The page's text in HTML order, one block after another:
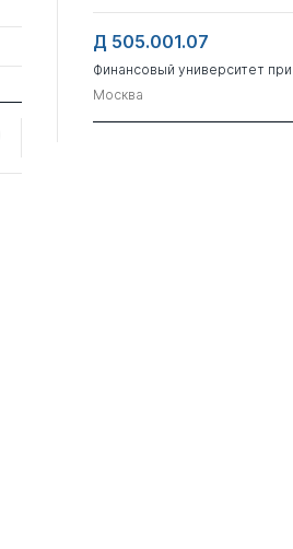
Д 505.001.07
Финансовый университет
Москва